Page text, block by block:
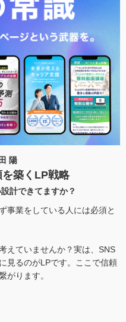
陽
築くLP戦略
計できてますか？
事業をしている人には必須と
えていませんか？実は、SNS
見るのがLPです。ここで信頼
がります。